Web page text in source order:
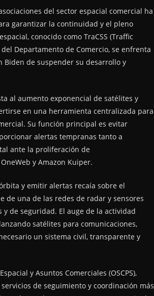
del sector espacial comercial ha
garantizar la continuidad y el pleno
conocido como TraCSS (Traffic
Departamento de Comercio, se enfrenta
de suspender su desarrollo y
al aumento exponencial de satélites y
en una herramienta centralizada para
Su función principal es evitar
alertas tempranas tanto a
ante la proliferación de
y Amazon Kuiper.
y emitir alertas recaía sobre el
de una de las redes de radar y sensores
de seguridad. El auge de la actividad
satélites para comunicaciones,
un sistema civil, transparente y
y Asuntos Comerciales (OSCPS),
de seguimiento y coordinación más